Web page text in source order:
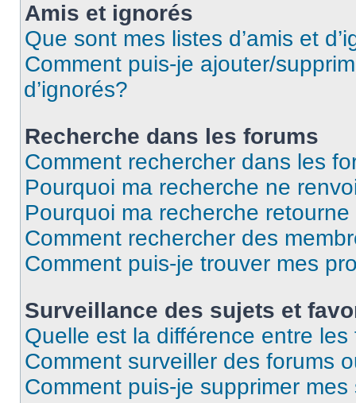
Amis et ignorés
Que sont mes listes d’amis et
Comment puis-je ajouter/
d’ignorés?
Recherche dans les forums
Comment rechercher dans les
Pourquoi ma recherche ne
Pourquoi ma recherche
Comment rechercher des
Comment puis-je trouver mes
Surveillance des sujets et
Quelle est la différence entre
Comment surveiller des forums
Comment puis-je supprimer